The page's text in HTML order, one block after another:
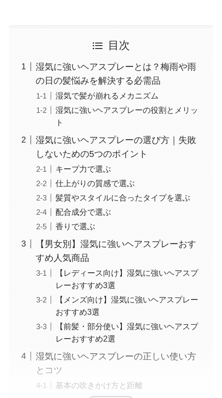
目次
湿気に強いヘアスプレーとは？梅雨や雨
の日の髪悩みを解決する必需品
湿気で髪が崩れるメカニズム
湿気に強いヘアスプレーの役割とメリッ
ト
湿気に強いヘアスプレーの選び方｜失敗
しないための5つのポイント
キープ力で選ぶ
仕上がりの質感で選ぶ
髪質やスタイルに合ったタイプを選ぶ
配合成分で選ぶ
香りで選ぶ
【男女別】湿気に強いヘアスプレーおす
すめ人気商品
【レディース向け】湿気に強いヘアスプ
レーおすすめ3選
【メンズ向け】湿気に強いヘアスプレー
おすすめ3選
【前髪・部分使い】湿気に強いヘアスプ
レーおすすめ2選
湿気に強いヘアスプレーの正しい使い方
とコツ
基本の吹きかけ方と距離